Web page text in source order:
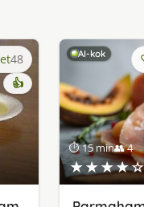
48
👍
AI-kok
⏱ 15 min👥 4